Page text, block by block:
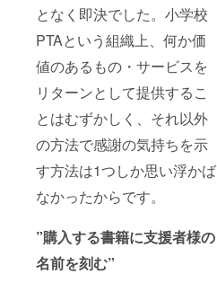
となく即決でした。小学校
PTAという組織上、何か価
値のあるもの・サービスを
リターンとして提供するこ
とはむずかしく、それ以外
の方法で感謝の気持ちを示
す方法は1つしか思い浮かば
なかったからです。
”購入する書籍に支援者様の
名前を刻む”